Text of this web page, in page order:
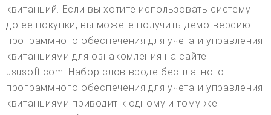
квитанций. Если вы хотите использовать систему
до ее покупки, вы можете получить демо-версию
программного обеспечения для учета и управления
квитанциями для ознакомления на сайте
ususoft.com. Набор слов вроде бесплатного
программного обеспечения для учета и управления
квитанциями приводит к одному и тому же